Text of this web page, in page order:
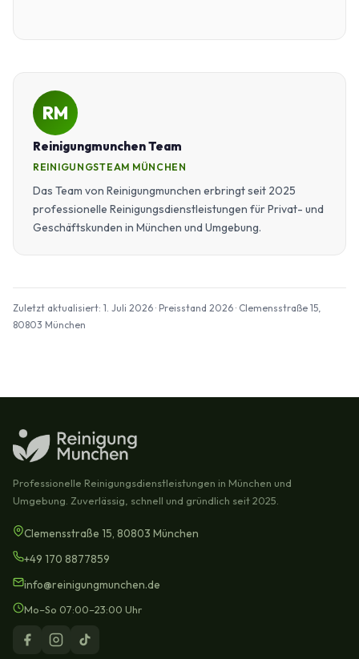
RM
Reinigungmunchen Team
REINIGUNGSTEAM MÜNCHEN
Das Team von Reinigungmunchen erbringt seit 2025
professionelle Reinigungsdienstleistungen für Privat- und
Geschäftskunden in München und Umgebung.
Zuletzt aktualisiert: 1. Juli 2026 · Preisstand 2026 · Clemensstraße 15,
80803 München
Professionelle Reinigungsdienstleistungen in München und
Umgebung. Zuverlässig, schnell und gründlich seit 2025.
Clemensstraße 15, 80803 München
+49 170 8877859
info@reinigungmunchen.de
Mo–So 07:00–23:00 Uhr